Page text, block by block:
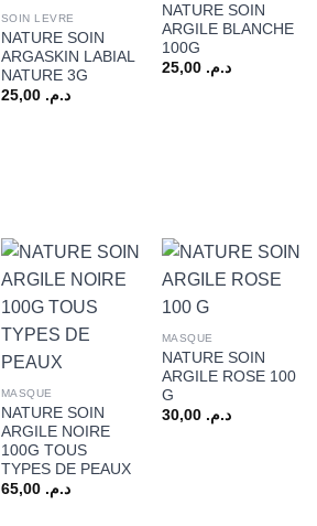
SOIN LEVRE
NATURE SOIN
ARGASKIN LABIAL
NATURE 3G
د.م. 25,00
NATURE SOIN
ARGILE BLANCHE
100G
د.م. 25,00
MASQUE
NATURE SOIN
ARGILE NOIRE
100G TOUS
TYPES DE PEAUX
د.م. 65,00
MASQUE
NATURE SOIN
ARGILE ROSE 100
G
د.م. 30,00